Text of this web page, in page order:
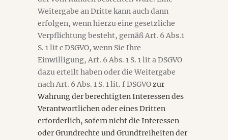
Weitergabe an Dritte kann auch dann
erfolgen, wenn hierzu eine gesetzliche
Verpflichtung besteht, gemäß Art. 6 Abs.1
S. 1 lit c DSGVO, wenn Sie Ihre
Einwilligung, Art. 6 Abs. 1 S. 1 lit a DSGVO
dazu erteilt haben oder die Weitergabe
nach Art. 6 Abs. 1 S. 1 lit. f DSGVOzur
Wahrung der berechtigten Interessen des
Verantwortlichen oder eines Dritten
erforderlich, sofern nicht die Interessen
oder Grundrechte und Grundfreiheiten der